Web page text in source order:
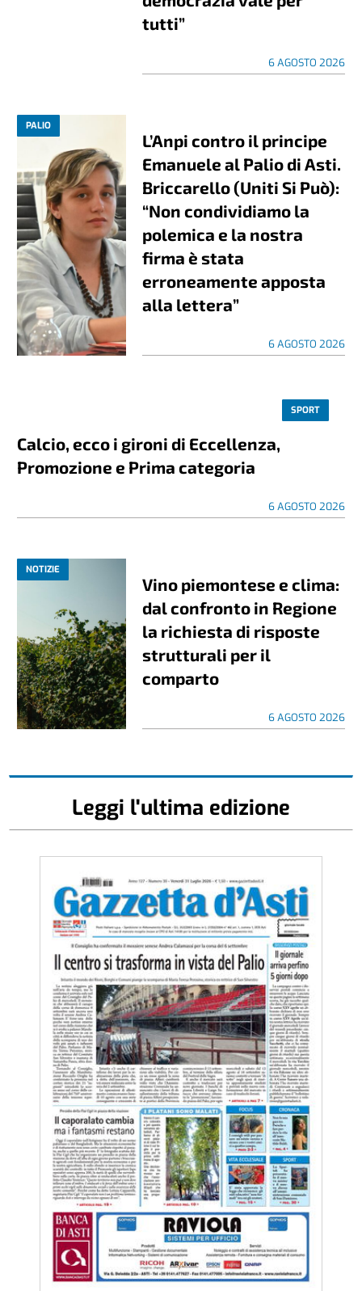
tutti”
6 AGOSTO 2026
PALIO
L’Anpi contro il principe
Emanuele al Palio di Asti.
Briccarello (Uniti Si Può):
“Non condividiamo la
polemica e la nostra
firma è stata
erroneamente apposta
alla lettera”
6 AGOSTO 2026
SPORT
Calcio, ecco i gironi di Eccellenza,
Promozione e Prima categoria
6 AGOSTO 2026
NOTIZIE
Vino piemontese e clima:
dal confronto in Regione
la richiesta di risposte
strutturali per il
comparto
6 AGOSTO 2026
Leggi l'ultima edizione